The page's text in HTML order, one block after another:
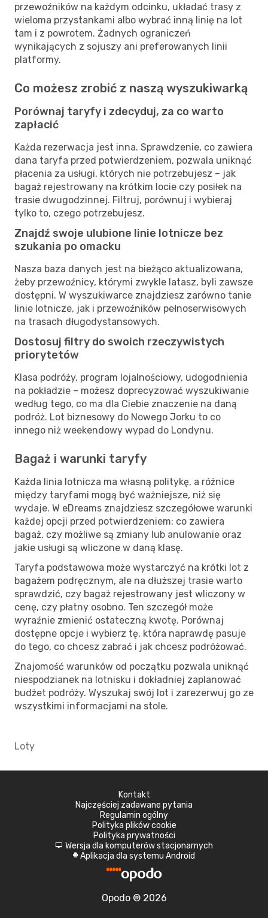
przewoźników na każdym odcinku, układać trasy z
wieloma przystankami albo wybrać inną linię na lot
tam i z powrotem. Żadnych ograniczeń
wynikających z sojuszy ani preferowanych linii
platformy.
Co możesz zrobić z naszą wyszukiwarką
Porównaj taryfy i zdecyduj, za co warto
zapłacić
Każda rezerwacja jest inna. Sprawdzenie, co zawiera
dana taryfa przed potwierdzeniem, pozwala uniknąć
płacenia za usługi, których nie potrzebujesz – jak
bagaż rejestrowany na krótkim locie czy posiłek na
trasie dwugodzinnej. Filtruj, porównuj i wybieraj
tylko to, czego potrzebujesz.
Znajdź swoje ulubione linie lotnicze bez
szukania po omacku
Nasza baza danych jest na bieżąco aktualizowana,
żeby przewoźnicy, którymi zwykle latasz, byli zawsze
dostępni. W wyszukiwarce znajdziesz zarówno tanie
linie lotnicze, jak i przewoźników pełnoserwisowych
na trasach długodystansowych.
Dostosuj filtry do swoich rzeczywistych
priorytetów
Klasa podróży, program lojalnościowy, udogodnienia
na pokładzie – możesz doprecyzować wyszukiwanie
według tego, co ma dla Ciebie znaczenie na daną
podróż. Lot biznesowy do Nowego Jorku to co
innego niż weekendowy wypad do Londynu.
Bagaż i warunki taryfy
Każda linia lotnicza ma własną politykę, a różnice
między taryfami mogą być ważniejsze, niż się
wydaje. W eDreams znajdziesz szczegółowe warunki
każdej opcji przed potwierdzeniem: co zawiera
bagaż, czy możliwe są zmiany lub anulowanie oraz
jakie usługi są wliczone w daną klasę.
Taryfa podstawowa może wystarczyć na krótki lot z
bagażem podręcznym, ale na dłuższej trasie warto
sprawdzić, czy bagaż rejestrowany jest wliczony w
cenę, czy płatny osobno. Ten szczegół może
wyraźnie zmienić ostateczną kwotę. Porównaj
dostępne opcje i wybierz tę, która naprawdę pasuje
do tego, co chcesz zabrać i jak chcesz podróżować.
Znajomość warunków od początku pozwala uniknąć
niespodzianek na lotnisku i dokładniej zaplanować
budżet podróży. Wyszukaj swój lot i zarezerwuj go ze
wszystkimi informacjami na stole.
Loty
Kontakt
Najczęściej zadawane pytania
Regulamin ogólny
Polityka plików cookie
Polityka prywatności
d Wersja dla komputerów stacjonarnych
A Aplikacja dla systemu Android
Opodo ® 2026